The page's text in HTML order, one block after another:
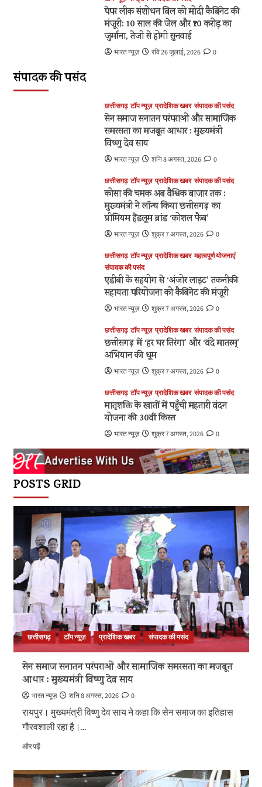
टॉप न्यूज़ प्रादेशिक खबर महत्वपूर्ण योजनाएं
संपादक की पसंद
एडीबी के सहयोग से ‘अंजोर लाइट’ तकनीकी सहायता
परियोजना को कैबिनेट की मंजूरी
छत्तीसगढ़ में ‘हर घर तिरंगा’ और ‘वंदे मातरम्’ अभियान की
प्रादेशिक खबर बड़ी खबर लेख/आलेख
क्षेत्र में नई पहचान
पेपर लीक संशोधन बिल को मोदी कैबिनेट की
मंजूरी: 10 साल की जेल और ₹10 करोड़ का
जुर्माना, तेजी से होगी सुनवाई
भारत न्यूज़ रवि 26 जुलाई, 2026 0
संपादक की पसंद
छत्तीसगढ़ टॉप न्यूज़ प्रादेशिक खबर संपादक की पसंद
सेन समाज सनातन परंपराओं और सामाजिक
समरसता का मजबूत आधार : मुख्यमंत्री
विष्णु देव साय
भारत न्यूज़ शनि 8 अगस्त, 2026 0
छत्तीसगढ़ टॉप न्यूज़ प्रादेशिक खबर संपादक की पसंद
कोसा की चमक अब वैश्विक बाजार तक :
मुख्यमंत्री ने लॉन्च किया छत्तीसगढ़ का
प्रीमियम हैंडलूम ब्रांड ‘कोशल फैब’
भारत न्यूज़ शुक्र 7 अगस्त, 2026 0
छत्तीसगढ़ टॉप न्यूज़ प्रादेशिक खबर महत्वपूर्ण योजनाएं
संपादक की पसंद
एडीबी के सहयोग से ‘अंजोर लाइट’ तकनीकी
सहायता परियोजना को कैबिनेट की मंजूरी
भारत न्यूज़ शुक्र 7 अगस्त, 2026 0
छत्तीसगढ़ टॉप न्यूज़ प्रादेशिक खबर संपादक की पसंद
छत्तीसगढ़ में ‘हर घर तिरंगा’ और ‘वंदे मातरम्’
अभियान की धूम
भारत न्यूज़ शुक्र 7 अगस्त, 2026 0
छत्तीसगढ़ टॉप न्यूज़ प्रादेशिक खबर संपादक की पसंद
मातृशक्ति के खातों में पहुँची महतारी वंदन
योजना की 30वीं किस्त
भारत न्यूज़ शुक्र 7 अगस्त, 2026 0
POSTS GRID
छत्तीसगढ़ टॉप न्यूज़ प्रादेशिक खबर संपादक की पसंद
सेन समाज सनातन परंपराओं और सामाजिक समरसता का मजबूत
आधार : मुख्यमंत्री विष्णु देव साय
भारत न्यूज़ शनि 8 अगस्त, 2026 0
रायपुर। मुख्यमंत्री विष्णु देव साय ने कहा कि सेन समाज का इतिहास
गौरवशाली रहा है।...
और पढ़ेंसेन
परंपराओं